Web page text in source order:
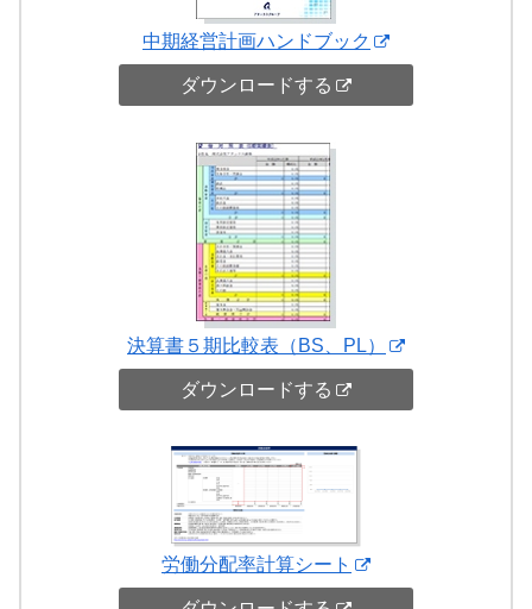
中期経営計画ハンドブック
ダウンロードする
決算書５期比較表（BS、PL）
ダウンロードする
労働分配率計算シート